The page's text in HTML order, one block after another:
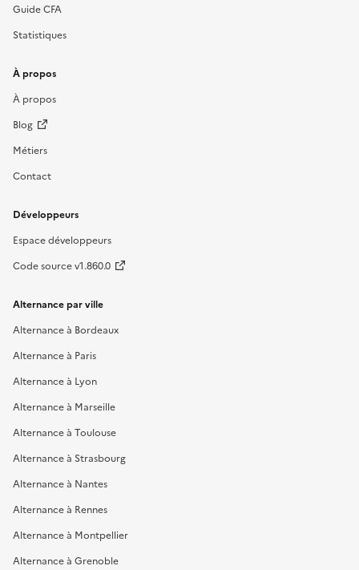
Guide CFA
Statistiques
À propos
À propos
Blog
Métiers
Contact
Développeurs
Espace développeurs
Code source v1.860.0
Alternance par ville
Alternance à Bordeaux
Alternance à Paris
Alternance à Lyon
Alternance à Marseille
Alternance à Toulouse
Alternance à Strasbourg
Alternance à Nantes
Alternance à Rennes
Alternance à Montpellier
Alternance à Grenoble